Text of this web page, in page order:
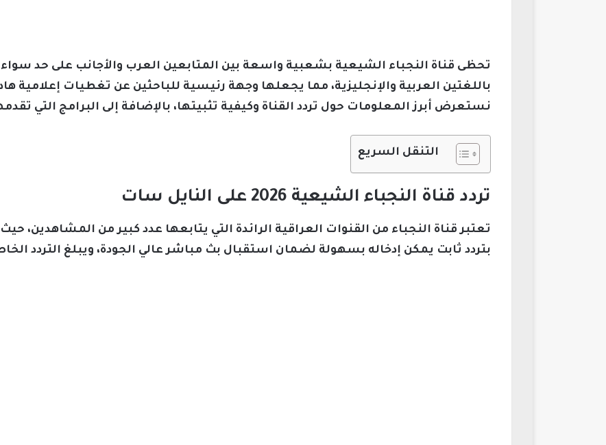
تحظى قناة النجباء الشيعية بشعبية واسعة بين المتابعين العرب والأجانب على حد
باللغتين العربية والإنجليزية، مما يجعلها وجهة رئيسية للباحثين عن تغطيات إعلامية
نستعرض أبرز المعلومات حول تردد القناة وكيفية تثبيتها، بالإضافة إلى البرامج التي
التنقل السريع
تردد قناة النجباء الشيعية 2026 على النايل سات
تعتبر قناة النجباء من القنوات العراقية الرائدة التي يتابعها عدد كبير من المشاهدين،
بتردد ثابت يمكن إدخاله بسهولة لضمان استقبال بث مباشر عالي الجودة، ويبلغ التردد الخاص